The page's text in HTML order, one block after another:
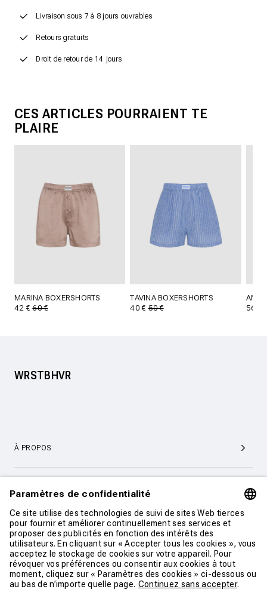
Livraison sous 7 à 8 jours ouvrables
Retours gratuits
Droit de retour de 14 jours
CES ARTICLES POURRAIENT TE
PLAIRE
MARINA BOXERSHORTS
42 €60 €
TAVINA BOXERSHORTS
40 €50 €
56 €
WRSTBHVR
À PROPOS
CONTACT